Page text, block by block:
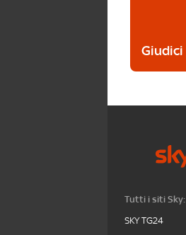
Giudici
Tutti i siti Sky:
SKY TG24